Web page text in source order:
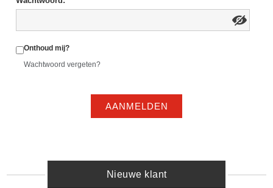
Onthoud mij?
Wachtwoord vergeten?
AANMELDEN
Nieuwe klant